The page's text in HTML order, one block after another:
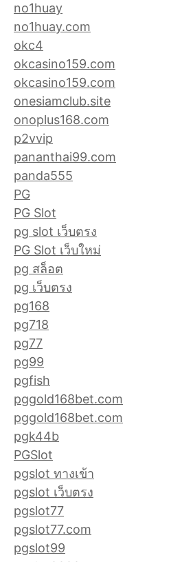
no1huay
no1huay.com
okc4
okcasino159.com
okcasino159.com
onesiamclub.site
onoplus168.com
p2vvip
pananthai99.com
panda555
PG
PG Slot
pg slot เว็บตรง
PG Slot เว็บใหม่
pg สล็อต
pg เว็บตรง
pg168
pg718
pg77
pg99
pgfish
pggold168bet.com
pggold168bet.com
pgk44b
PGSlot
pgslot ทางเข้า
pgslot เว็บตรง
pgslot77
pgslot77.com
pgslot99